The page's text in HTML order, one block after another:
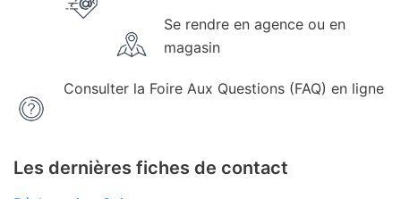
Se rendre en agence ou en
magasin
Consulter la Foire Aux Questions (FAQ) en ligne
Les dernières fiches de contact